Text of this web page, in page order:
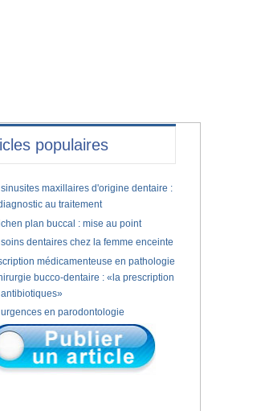
populaires
sinusites maxillaires d'origine dentaire :
au traitement
plan buccal : mise au point
soins dentaires chez la femme enceinte
médicamenteuse en pathologie
bucco-dentaire : «la prescription
urgences en parodontologie